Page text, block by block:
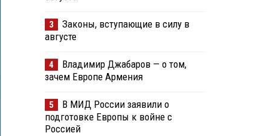
3
Законы, вступающие в силу в
августе
4
Владимир Джабаров — о том,
зачем Европе Армения
5
В МИД России заявили о
подготовке Европы к войне с
Россией